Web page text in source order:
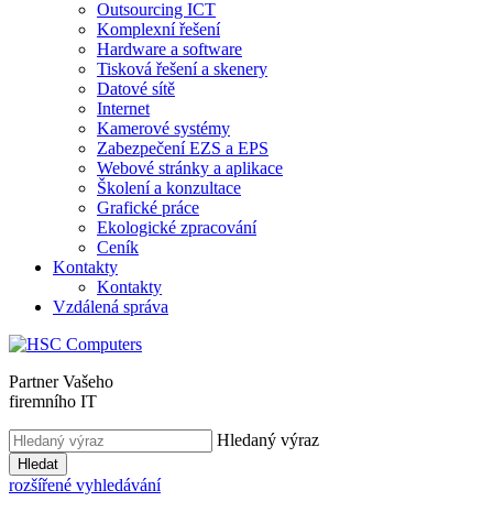
Outsourcing ICT
Komplexní řešení
Hardware a software
Tisková řešení a skenery
Datové sítě
Internet
Kamerové systémy
Zabezpečení EZS a EPS
Webové stránky a aplikace
Školení a konzultace
Grafické práce
Ekologické zpracování
Ceník
Kontakty
Kontakty
Vzdálená správa
Partner Vašeho
firemního IT
Hledaný výraz
Hledat
rozšířené vyhledávání